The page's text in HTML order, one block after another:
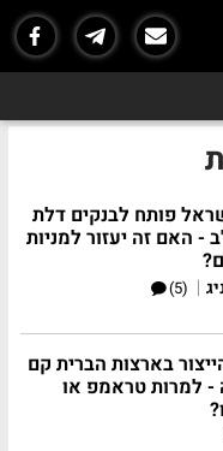
פותח לבנקים דלת
- האם זה יעזור למניות
|
(5)
בארצות הברית קם
- למרות טראמפ או